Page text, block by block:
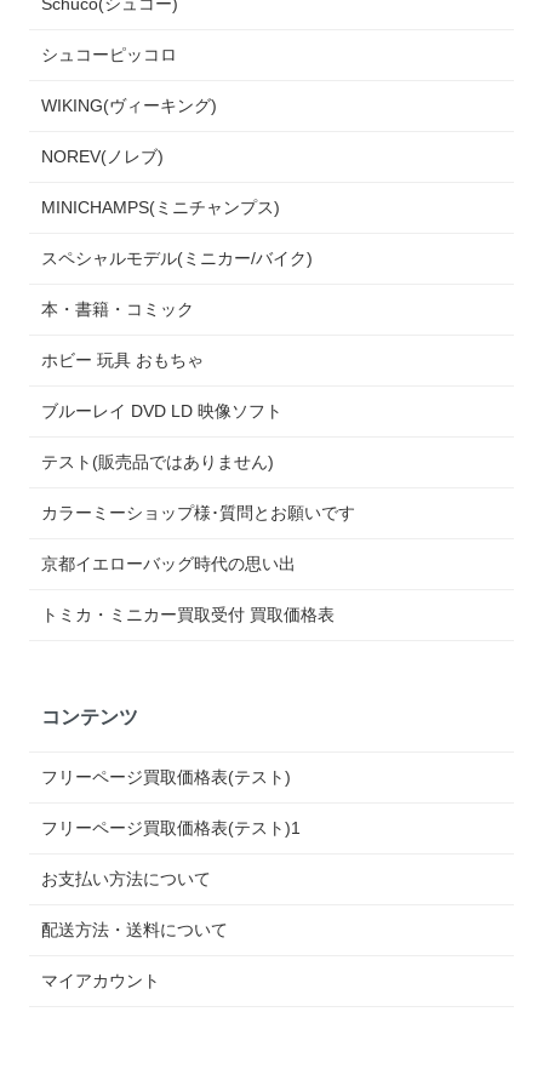
Schuco(シュコー)
シュコーピッコロ
WIKING(ヴィーキング)
NOREV(ノレブ)
MINICHAMPS(ミニチャンプス)
スペシャルモデル(ミニカー/バイク)
本・書籍・コミック
ホビー 玩具 おもちゃ
ブルーレイ DVD LD 映像ソフト
テスト(販売品ではありません)
カラーミーショップ様･質問とお願いです
京都イエローバッグ時代の思い出
トミカ・ミニカー買取受付 買取価格表
コンテンツ
フリーページ買取価格表(テスト)
フリーページ買取価格表(テスト)1
お支払い方法について
配送方法・送料について
マイアカウント